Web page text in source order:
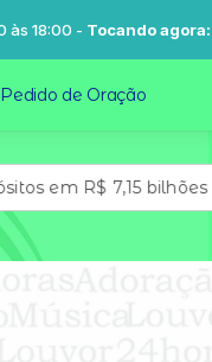
agora: Ministério Amor
Pedido de Oração
bilhões em julho